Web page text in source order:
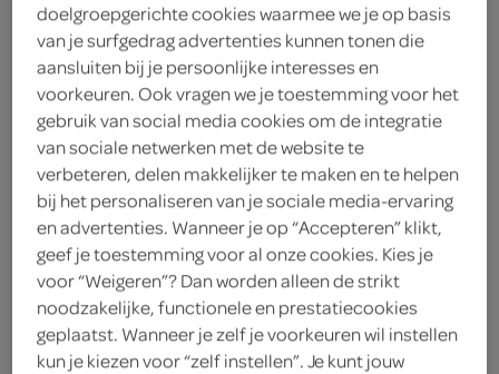
ingrediënten
4 eetlepels ketjap
1 theelepel sambal
2 teentjes knoflook
1 verse gember
1 ui
doelgroepgerichte cookies waarmee we je op basis
van je surfgedrag advertenties kunnen tonen die
aansluiten bij je persoonlijke interesses en
voorkeuren. Ook vragen we je toestemming voor het
gebruik van social media cookies om de integratie
van sociale netwerken met de website te
verbeteren, delen makkelijker te maken en te helpen
bij het personaliseren van je sociale media-ervaring
en advertenties. Wanneer je op “Accepteren” klikt,
geef je toestemming voor al onze cookies. Kies je
voor “Weigeren”? Dan worden alleen de strikt
noodzakelijke, functionele en prestatiecookies
geplaatst. Wanneer je zelf je voorkeuren wil instellen
kun je kiezen voor “zelf instellen”. Je kunt jouw